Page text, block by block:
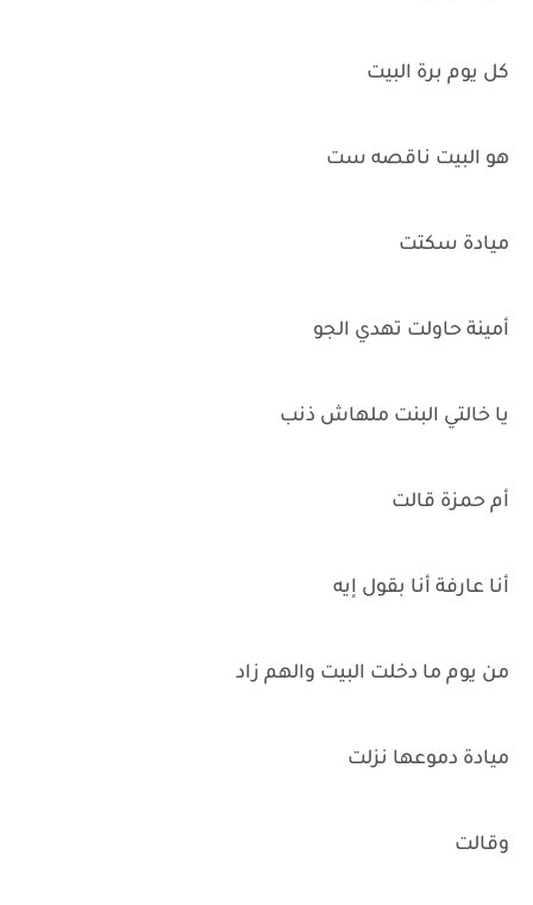
كل يوم برة البيت
هو البيت ناقصه ست
ميادة سكتت
أمينة حاولت تهدي الجو
يا خالتي البنت ملهاش ذنب
أم حمزة قالت
أنا عارفة أنا بقول إيه
من يوم ما دخلت البيت والهم زاد
ميادة دموعها نزلت
وقالت